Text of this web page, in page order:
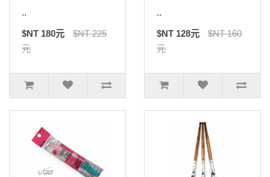
..
$NT 180元
$NT 225
元
..
$NT 128元
$NT 160
元